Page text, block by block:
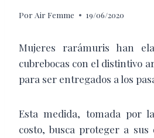
Por Air Femme 19/06/2020
Mujeres rarámuris han
cubrebocas con el distintivo
para ser entregados a los
Esta medida, tomada por
costo, busca proteger a